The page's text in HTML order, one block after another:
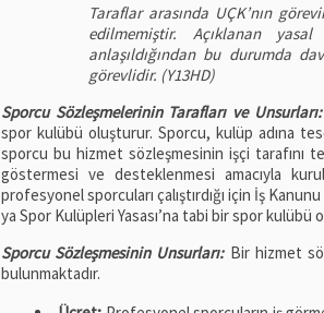
Taraflar arasında UÇK’nın
edilmemiştir. Açıklanan
anlaşıldığından bu durumda
görevlidir. (Y13HD)
Sporcu Sözleşmelerinin Tarafları ve Unsurları:
spor kulübü oluşturur. Sporcu, kulüp adına
sporcu bu hizmet sözleşmesinin işçi tarafını
göstermesi ve desteklenmesi amacıyla
profesyonel sporcuları çalıştırdığı için İş
ya Spor Kulüpleri Yasası’na tabi bir spor
Sporcu Sözleşmesinin Unsurları:Bir hizmet
bulunmaktadır.